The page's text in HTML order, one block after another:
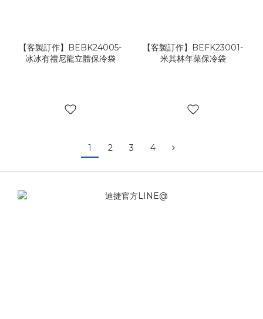
【客製訂作】BEBK24005-
冰冰有禮尼龍立體保冷袋
【客製訂作】BEFK23001-
米其林年菜保冷袋
1 2 3 4